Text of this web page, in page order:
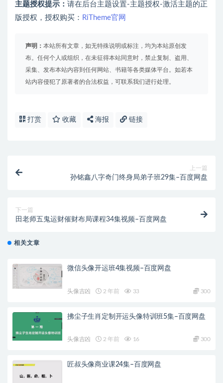
主题授权提示： 请在后台主题设置-主题授权-激活主题的正
版授权，授权购买： RiTheme官网
声明： 本站所有文章，如无特殊说明或标注，均为本站原创发
布。任何个人或组织，在未征得本站同意时，禁止复制、盗用、
采集、发布本站内容到任何网站、书籍等各类媒体平台。如若本
站内容侵犯了原著者的合法权益，可联系我们进行处理。
打赏 收藏 海报 链接
上一篇
孙铭鑫八字奇门终身局弟子班29集–百度网盘
下一篇
田老师五鬼运财催财布局课程34集视频–百度网盘
相关文章
微信头像开运班4集视频–百度网盘
头像吉凶 2 年前 33 300
拂尘子生肖定制开运头像特训班5集–百度网盘
头像吉凶 2 年前 16 300
匠叔头像商业课24集–百度网盘